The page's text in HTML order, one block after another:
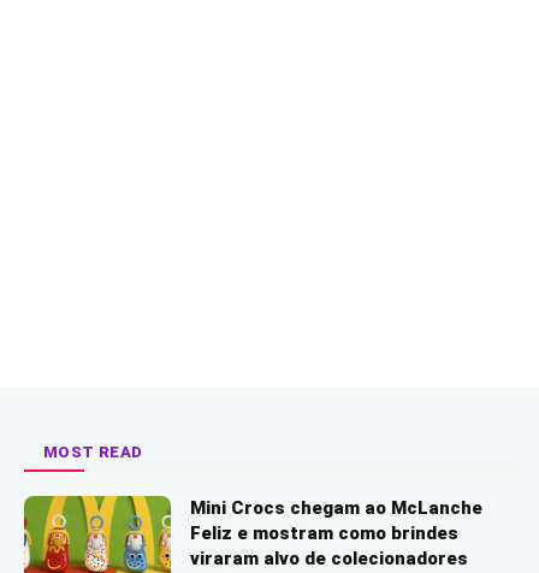
MOST READ
Mini Crocs chegam ao McLanche
Feliz e mostram como brindes
viraram alvo de colecionadores